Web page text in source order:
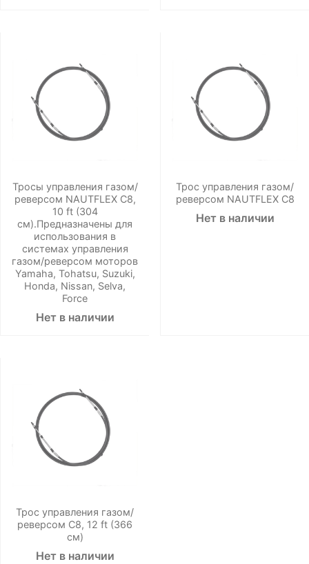
Тросы управления газом/
реверсом NAUTFLEX C8,
10 ft (304
см).Предназначены для
использования в
системах управления
газом/реверсом моторов
Yamaha, Tohatsu, Suzuki,
Honda, Nissan, Selva,
Force
Нет в наличии
Трос управления газом/
реверсом NAUTFLEX C8
Нет в наличии
Трос управления газом/
реверсом C8, 12 ft (366
см)
Нет в наличии